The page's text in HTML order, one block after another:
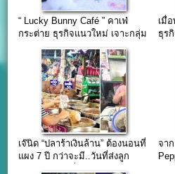
“ Lucky Bunny Café ” คาเฟ่
กระต่าย ธุรกิจแนวใหม่ เจาะกลุ่ม
เมื่
ธุร
เจ๊นิด “ปลาร้าเงินล้าน” ต้องนอนที่
แผง 7 ปี กว่าจะมี..วันที่ส่งลูก
จา